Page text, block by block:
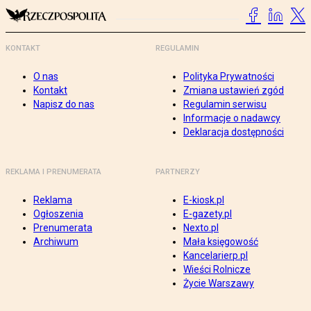
KONTAKT
O nas
Kontakt
Napisz do nas
REGULAMIN
Polityka Prywatności
Zmiana ustawień zgód
Regulamin serwisu
Informacje o nadawcy
Deklaracja dostępności
REKLAMA I PRENUMERATA
Reklama
Ogłoszenia
Prenumerata
Archiwum
PARTNERZY
E-kiosk.pl
E-gazety.pl
Nexto.pl
Mała księgowość
Kancelarierp.pl
Wieści Rolnicze
Życie Warszawy